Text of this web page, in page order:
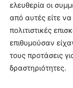
ελευθερία οι
από αυτές είτε
πολιτιστικές
επιθυμούσαν
τους προτάσεις
δραστηριότητες.